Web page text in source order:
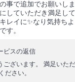
事で追加でお願いしま
していただき満足して
レイに✨なり気持ち
す。
ビスの返信
ございます。 満足いた
ださい。